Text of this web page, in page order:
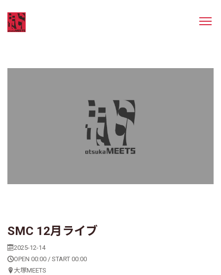
SMC 12月ライブ
2025-12-14
OPEN 00:00 / START 00:00
大塚MEETS